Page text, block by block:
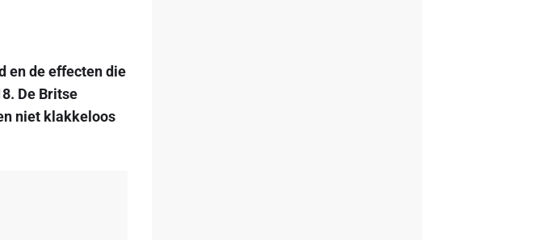
en de effecten die
De Britse
niet klakkeloos